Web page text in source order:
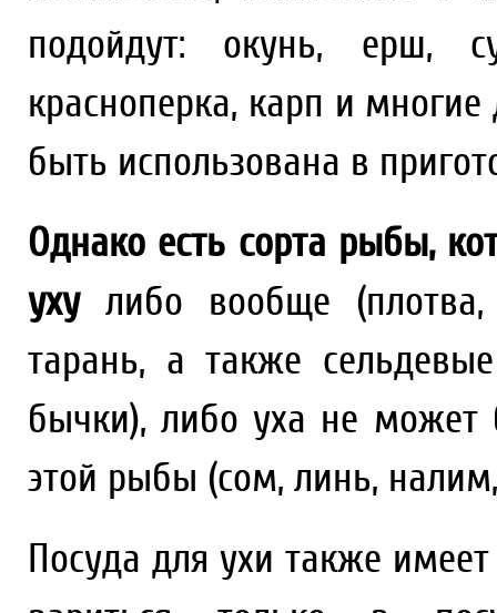
подойдут: окунь, ерш,
красноперка, карп и
быть использована в
Однако есть сорта рыбы,
уху либо вообще
тарань, а также
бычки), либо уха не может
этой рыбы (сом, линь,
Посуда для ухи также